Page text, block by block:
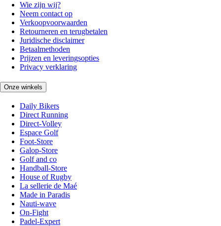
Wie zijn wij?
Neem contact op
Verkoopvoorwaarden
Retourneren en terugbetalen
Juridische disclaimer
Betaalmethoden
Prijzen en leveringsopties
Privacy verklaring
Onze winkels
Daily Bikers
Direct Running
Direct-Volley
Espace Golf
Foot-Store
Galop-Store
Golf and co
Handball-Store
House of Rugby
La sellerie de Maé
Made in Paradis
Nauti-wave
On-Fight
Padel-Expert